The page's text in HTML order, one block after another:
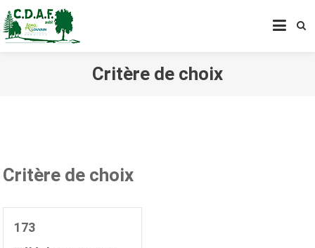
CENTRE DE DÉVELOPPEMENT
Critère de choix
Critère de choix
173